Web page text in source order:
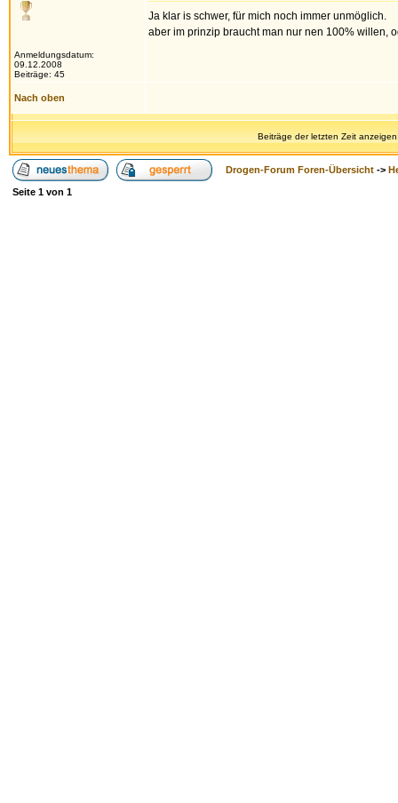
Anmeldungsdatum:
09.12.2008
Beiträge: 45
Ja klar is schwer, für mich noch immer unmöglich.
aber im prinzip braucht man nur nen 100% willen,
Nach oben
Beiträge der letzten Zeit
Drogen-Forum Foren-Übersicht ->
Seite 1 von 1